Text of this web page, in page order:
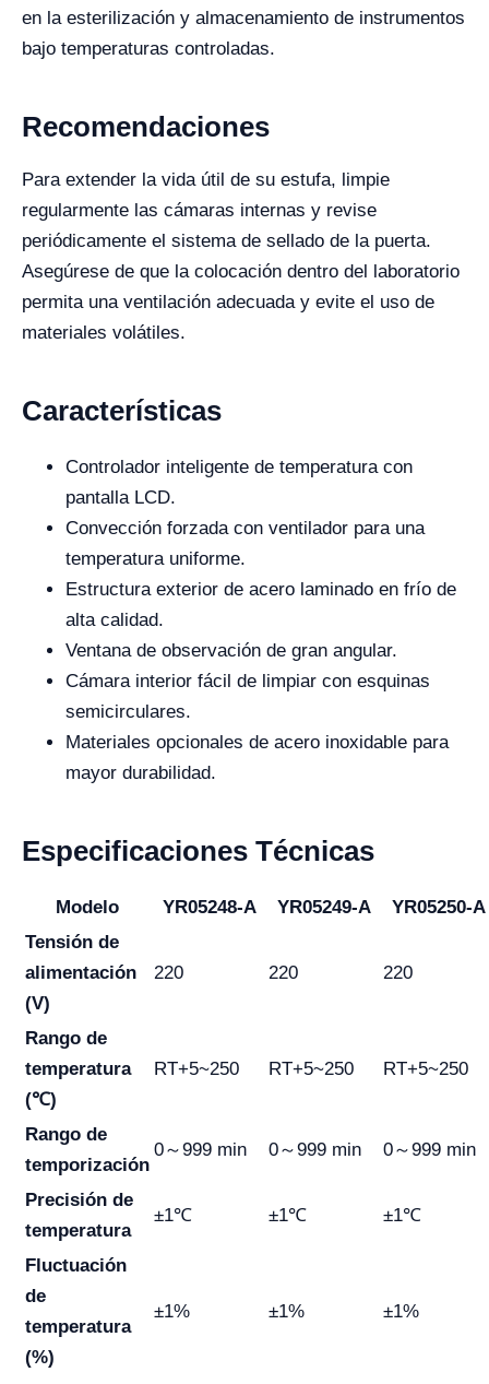
en la esterilización y almacenamiento de instrumentos
bajo temperaturas controladas.
Recomendaciones
Para extender la vida útil de su estufa, limpie
regularmente las cámaras internas y revise
periódicamente el sistema de sellado de la puerta.
Asegúrese de que la colocación dentro del laboratorio
permita una ventilación adecuada y evite el uso de
materiales volátiles.
Características
Controlador inteligente de temperatura con
pantalla LCD.
Convección forzada con ventilador para una
temperatura uniforme.
Estructura exterior de acero laminado en frío de
alta calidad.
Ventana de observación de gran angular.
Cámara interior fácil de limpiar con esquinas
semicirculares.
Materiales opcionales de acero inoxidable para
mayor durabilidad.
Especificaciones Técnicas
Modelo YR05248-A YR05249-A
YR05250-A
Tensión de
alimentación
(V)
220 220 220
Rango de
temperatura
(℃)
RT+5~250 RT+5~250 RT+5~250
Rango de
temporización
0～999 min 0～999 min 0～999 min
Precisión de
temperatura
±1℃ ±1℃ ±1℃
Fluctuación
de
temperatura
(%)
±1% ±1% ±1%